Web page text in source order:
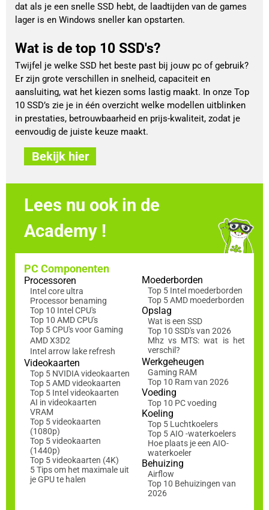
dat als je een snelle SSD hebt, de laadtijden van de games
lager is en Windows sneller kan opstarten.
Wat is de top 10 SSD's?
Twijfel je welke SSD het beste past bij jouw pc of gebruik?
Er zijn grote verschillen in snelheid, capaciteit en
aansluiting, wat het kiezen soms lastig maakt. In onze Top
10 SSD’s zie je in één overzicht welke modellen uitblinken
in prestaties, betrouwbaarheid en prijs-kwaliteit, zodat je
eenvoudig de juiste keuze maakt.
Bekijk hier
Lees nu ook in de
Academy !
PC Componenten
Processoren
Intel core ultra
Processor benaming
Top 10 Intel CPU's
Top 10 AMD CPU's
Top 5 CPU's voor Gaming
AMD X3D2
Intel arrow lake refresh
Videokaarten
Top 5 NVIDIA videokaarten
Top 5 AMD videokaarten
Top 5 Intel videokaarten
AI in videokaarten
VRAM
Top 5 videokaarten
(1080p)
Top 5 videokaarten
(1440p)
Top 5 videokaarten (4K)
5 Tips om het maximale uit
je GPU te halen
Moederborden
Top 5 Intel moederborden
Top 5 AMD moederborden
Opslag
Wat is een SSD
Top 10 SSD's van 2026
Mhz vs MTS: wat is het
verschil?
Werkgeheugen
Gaming RAM
Top 10 Ram van 2026
Voeding
Top 10 PC voeding
Koeling
Top 5 Luchtkoelers
Top 5 AIO -waterkoelers
Hoe plaats je een AIO-
waterkoeler
Behuizing
Airflow
Top 10 Behuizingen van
2026